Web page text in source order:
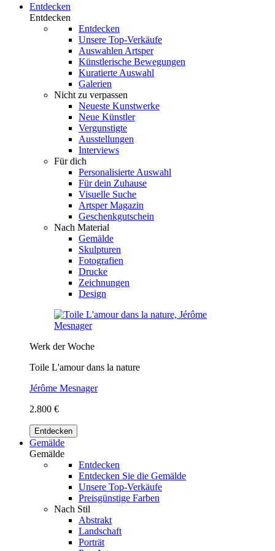
Entdecken
Entdecken
Entdecken
Unsere Top-Verkäufe
Auswahlen Artsper
Künstlerische Bewegungen
Kuratierte Auswahl
Galerien
Nicht zu verpassen
Neueste Kunstwerke
Neue Künstler
Vergunstigte
Ausstellungen
Interviews
Für dich
Personalisierte Auswahl
Für dein Zuhause
Visuelle Suche
Artsper Magazin
Geschenkgutschein
Nach Material
Gemälde
Skulpturen
Fotografien
Drucke
Zeichnungen
Design
Werk der Woche
Toile L'amour dans la nature
Jérôme Mesnager
2.800 €
Entdecken
Gemälde
Gemälde
Entdecken
Entdecken Sie die Gemälde
Unsere Top-Verkäufe
Preisgünstige Farben
Nach Stil
Abstrakt
Landschaft
Porträt